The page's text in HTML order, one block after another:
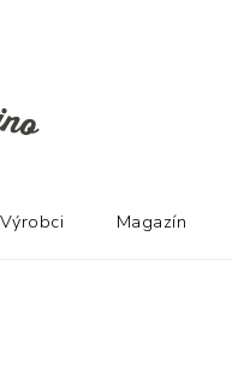
Výrobci Magazín